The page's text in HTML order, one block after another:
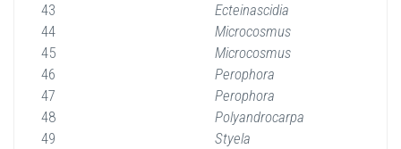
43
Ecteinascidia
44
Microcosmus
45
Microcosmus
46
Perophora
47
Perophora
48
Polyandrocarpa
49
Styela